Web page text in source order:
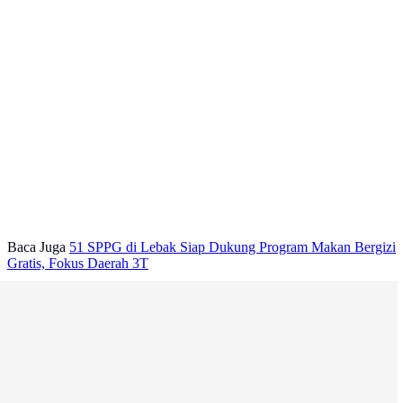
Baca Juga 51 SPPG di Lebak Siap Dukung Program Makan Bergizi
Gratis, Fokus Daerah 3T